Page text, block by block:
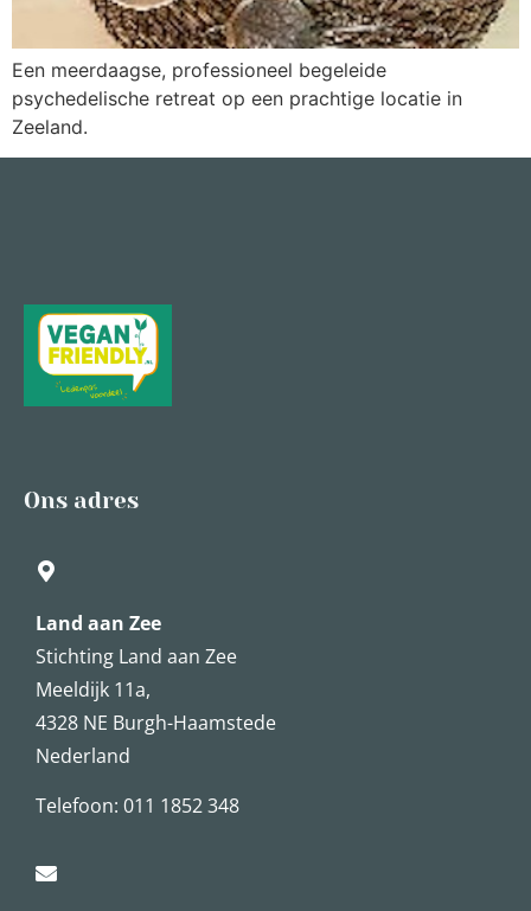
Een meerdaagse, professioneel begeleide
psychedelische retreat op een prachtige locatie in
Zeeland.
Ons adres
Land aan Zee
Stichting Land aan Zee
Meeldijk 11a,
4328 NE Burgh-Haamstede
Nederland
Telefoon: 011 1852 348